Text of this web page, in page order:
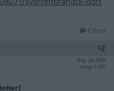
Citera
#2
Reg: Jul 2008
Inlägg: 1 478